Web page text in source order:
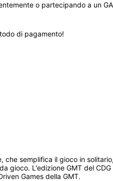
o partecipando a un
di pagamento!
che semplifica il gioco in
gioco. L'edizione GMT del
Games della GMT.